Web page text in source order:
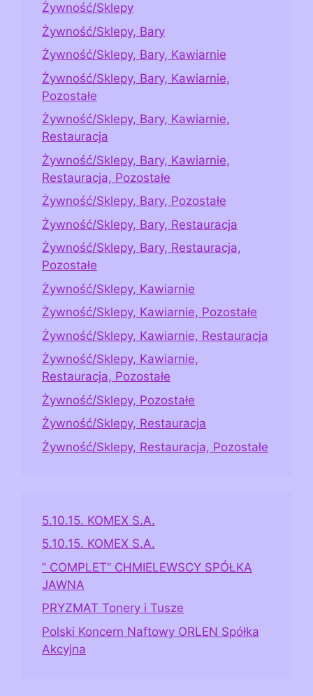
Żywność/Sklepy
Żywność/Sklepy, Bary
Żywność/Sklepy, Bary, Kawiarnie
Żywność/Sklepy, Bary, Kawiarnie,
Pozostałe
Żywność/Sklepy, Bary, Kawiarnie,
Restauracja
Żywność/Sklepy, Bary, Kawiarnie,
Restauracja, Pozostałe
Żywność/Sklepy, Bary, Pozostałe
Żywność/Sklepy, Bary, Restauracja
Żywność/Sklepy, Bary, Restauracja,
Pozostałe
Żywność/Sklepy, Kawiarnie
Żywność/Sklepy, Kawiarnie, Pozostałe
Żywność/Sklepy, Kawiarnie, Restauracja
Żywność/Sklepy, Kawiarnie,
Restauracja, Pozostałe
Żywność/Sklepy, Pozostałe
Żywność/Sklepy, Restauracja
Żywność/Sklepy, Restauracja, Pozostałe
5.10.15. KOMEX S.A.
5.10.15. KOMEX S.A.
” COMPLET” CHMIELEWSCY SPÓŁKA
JAWNA
PRYZMAT Tonery i Tusze
Polski Koncern Naftowy ORLEN Spółka
Akcyjna